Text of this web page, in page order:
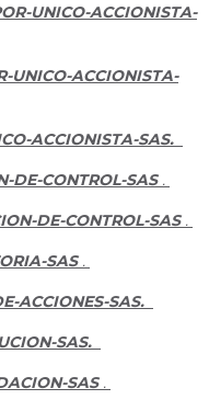
UNICO-ACCIONISTA-
UNICO-ACCIONISTA-
ACCIONISTA-SAS.
DE-CONTROL-SAS .
DE-CONTROL-SAS .
SAS .
ACCIONES-SAS.
SAS.
SAS .